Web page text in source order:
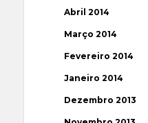
Abril 2014
Março 2014
Fevereiro 2014
Janeiro 2014
Dezembro 2013